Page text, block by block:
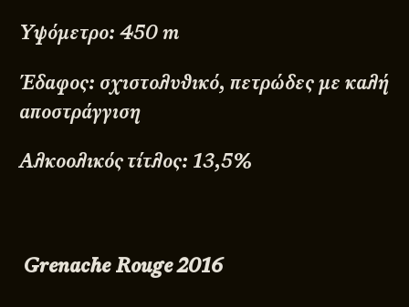
Υψόμετρο: 450 m
Έδαφος: σχιστολυθικό, πετρώδες με καλή
αποστράγγιση
Αλκοολικός τίτλος: 13,5%
GrenacheRouge2016